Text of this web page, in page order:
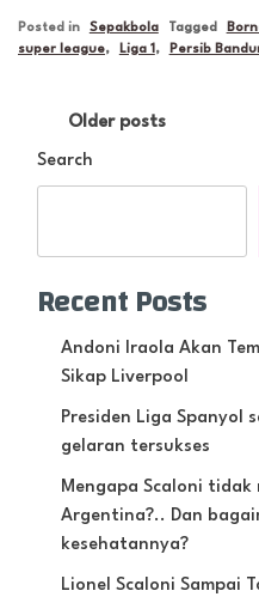
Posted in Sepakbola Tagged
super league, Liga 1 , Persib
Posts
navigation
Older posts
Search
Recent Posts
Andoni Iraola Akan
Sikap Liverpool
Presiden Liga Spanyol
gelaran tersukses
Mengapa Scaloni tidak
Argentina?.. Dan
kesehatannya?
Lionel Scaloni Sampai